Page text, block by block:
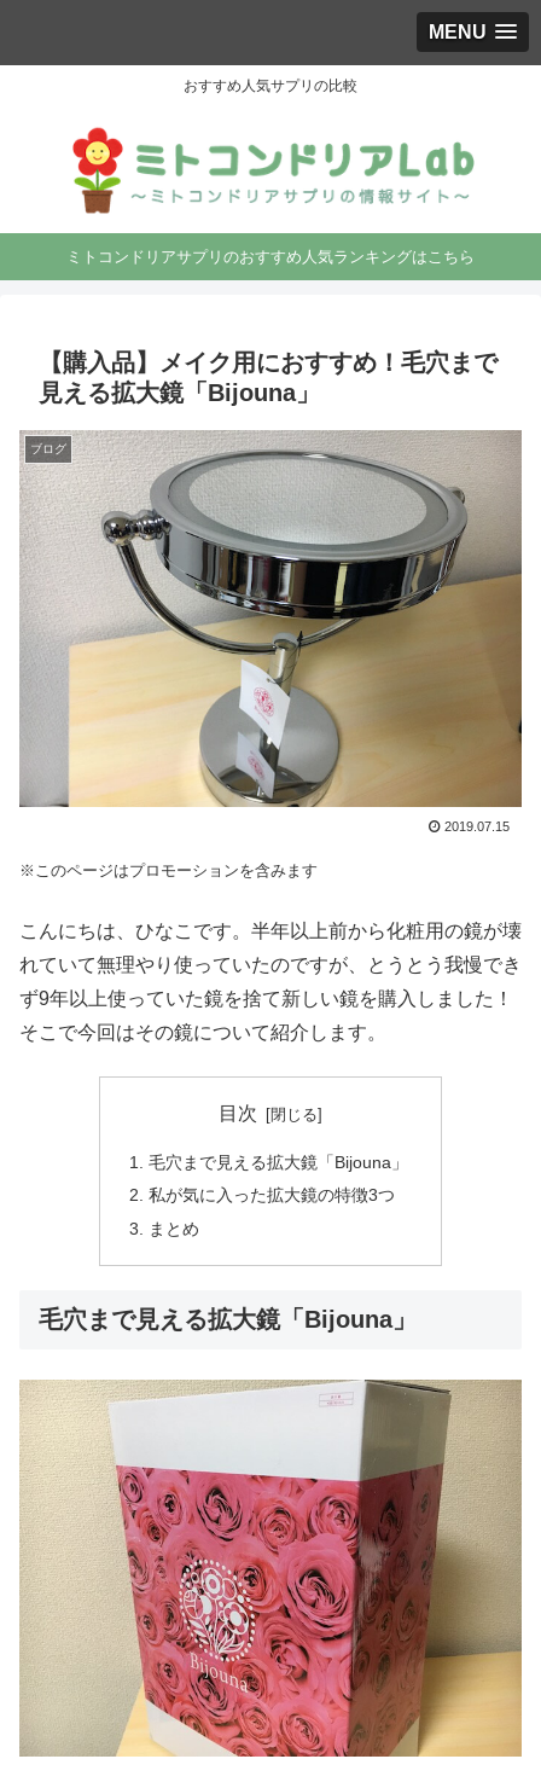
MENU
おすすめ人気サプリの比較
ミトコンドリアサプリのおすすめ人気ランキングはこちら
【購入品】メイク用におすすめ！毛穴まで
見える拡大鏡「Bijouna」
ブログ
2019.07.15
※このページはプロモーションを含みます
こんにちは、ひなこです。半年以上前から化粧用の鏡が壊
れていて無理やり使っていたのですが、とうとう我慢でき
ず9年以上使っていた鏡を捨て新しい鏡を購入しました！
そこで今回はその鏡について紹介します。
目次
毛穴まで見える拡大鏡「Bijouna」
私が気に入った拡大鏡の特徴3つ
まとめ
毛穴まで見える拡大鏡「Bijouna」